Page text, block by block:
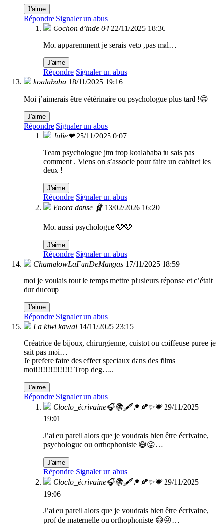
J'aime
Répondre Signaler un abus
Cochon d’inde 04 22/11/2025 18:36
Moi apparemment je serais veto ,pas mal…
J'aime
Répondre Signaler un abus
koalababa 18/11/2025 19:16
Moi j’aimerais être vétérinaire ou psychologue plus tard !😄
J'aime
Répondre Signaler un abus
Julie❤ 25/11/2025 0:07
Team psychologue jtm trop koalababa tu sais pas
comment . Viens on s’associe pour faire un cabinet les
deux !
J'aime
Répondre Signaler un abus
Enora danse 🩰 13/02/2026 16:20
Moi aussi psychologue 🩷🩷
J'aime
Répondre Signaler un abus
ChamalowLaFanDeMangas 17/11/2025 18:59
moi je voulais tout le temps mettre plusieurs réponse et c’était
dur ducoup
J'aime
Répondre Signaler un abus
La kiwi kawai 14/11/2025 23:15
Créatrice de bijoux, chirurgienne, cuistot ou coiffeuse puree je
sait pas moi…
Je prefere faire des effect speciaux dans des films
moi!!!!!!!!!!!!!!! Trop deg…..
J'aime
Répondre Signaler un abus
Cloclo_écrivaine🎧📚🖋️📓🍂✨💗 29/11/2025
19:01
J’ai eu pareil alors que je voudrais bien être écrivaine,
psychologue ou orthophoniste 😅😜…
J'aime
Répondre Signaler un abus
Cloclo_écrivaine🎧📚🖋️📓🍂✨💗 29/11/2025
19:06
J’ai eu pareil alors que je voudrais bien être écrivaine,
prof de maternelle ou orthophoniste 😅😜…